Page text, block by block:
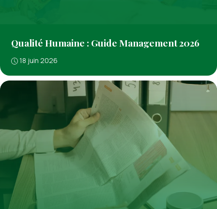
Qualité Humaine : Guide Management 2026
18 juin 2026